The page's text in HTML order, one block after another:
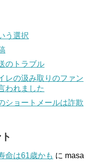
う選択
のトラブル
レの汲み取りのファン
われました
ショートメールは詐欺
命は61歳かも に masa